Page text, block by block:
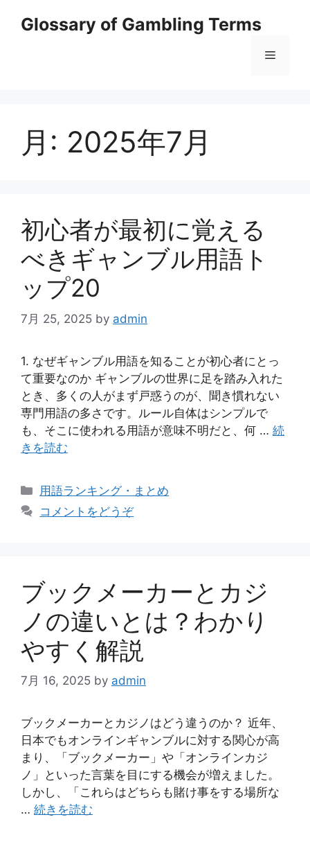
Glossary of Gambling Terms
メ
月: 2025年7月
初心者が最初に覚える
べきギャンブル用語ト
ップ20
7月 25, 2025 by admin
1. なぜギャンブル用語を知ることが初心者にとっ
て重要なのか ギャンブルの世界に足を踏み入れた
とき、多くの人がまず戸惑うのが、聞き慣れない
専門用語の多さです。ルール自体はシンプルで
も、そこに使われる用語が意味不明だと、何 … 続
きを読む
カ
用語ランキング・まとめ
コメントをどうぞ
ブックメーカーとカジ
ノの違いとは？わかり
やすく解説
7月 16, 2025 by admin
ブックメーカーとカジノはどう違うのか？ 近年、
日本でもオンラインギャンブルに対する関心が高
まり、「ブックメーカー」や「オンラインカジ
ノ」といった言葉を目にする機会が増えました。
しかし、「これらはどちらも賭け事をする場所な
… 続きを読む